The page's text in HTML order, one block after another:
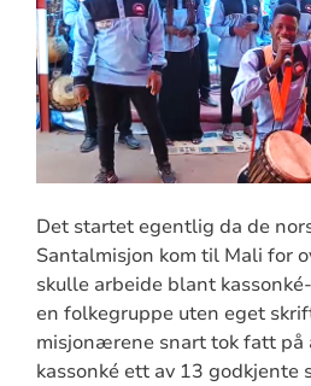
Det startet egentlig da de
Santalmisjon kom til Mali for
skulle arbeide blant
en folkegruppe uten eget
misjonærene snart tok fatt på
kassonké ett av 13 godkjente